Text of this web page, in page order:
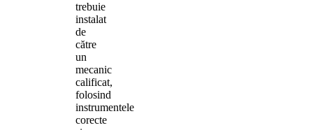
trebuie
instalat
de
către
un
mecanic
calificat,
folosind
instrumentele
corecte